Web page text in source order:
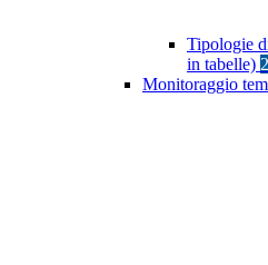
Tipologie
in tabelle) 2
Monitoraggio